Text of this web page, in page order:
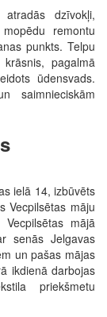
dzīvokļi,
remontu
punkts. Telpu
pagalmā
ūdensvads.
saimnieciskām
ielā 14, izbūvēts
Vecpilsētas māju
mājā
senās Jelgavas
un pašas mājas
ikdienā darbojas
priekšmetu